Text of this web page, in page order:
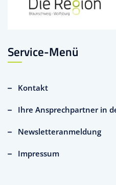
Service-Menü
Kontakt
Ihre Ansprechpartner in
Newsletteranmeldung
Impressum